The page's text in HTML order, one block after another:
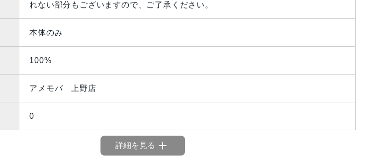
れない部分もございますので、ご了承ください。
本体のみ
100%
アメモバ 上野店
0
詳細を見る